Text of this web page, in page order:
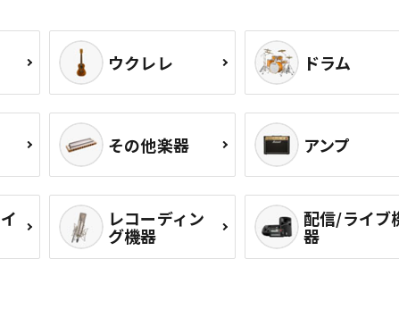
ウクレレ ドラム
その他楽器 アンプ
レコーディン
グ機器
配信/ライブ
器